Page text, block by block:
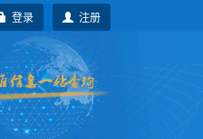
注册
登录